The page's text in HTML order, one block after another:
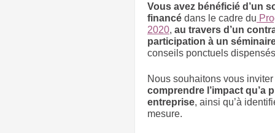
Vous avez bénéficié d’un
financé dans le cadre du
2020, au travers d’un
participation à un
conseils ponctuels
Nous souhaitons vous
comprendre l’impact qu’a
entreprise, ainsi qu’à
mesure.